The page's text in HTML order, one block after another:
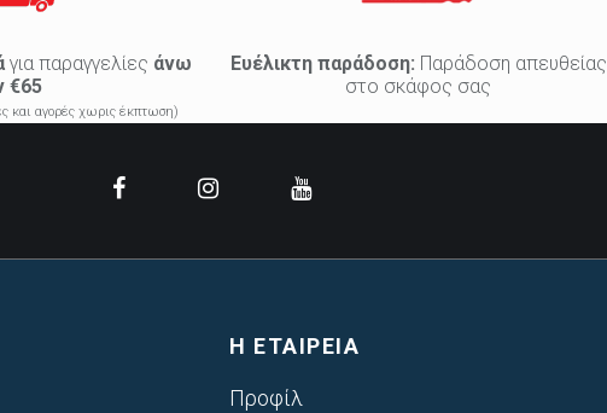
για παραγγελίες άνω
€65
και αγορές χωρις έκπτωση)
Ευέλικτη παράδοση: Παράδοση απευθείας
στο σκάφος σας
Η ΕΤΑΙΡΕΙΑ
Προφίλ